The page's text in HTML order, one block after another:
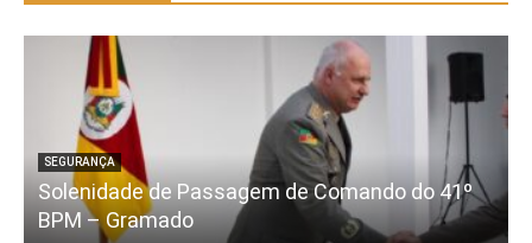
SEGURANÇA
Solenidade de Passagem de Comando do 41º
BPM – Gramado